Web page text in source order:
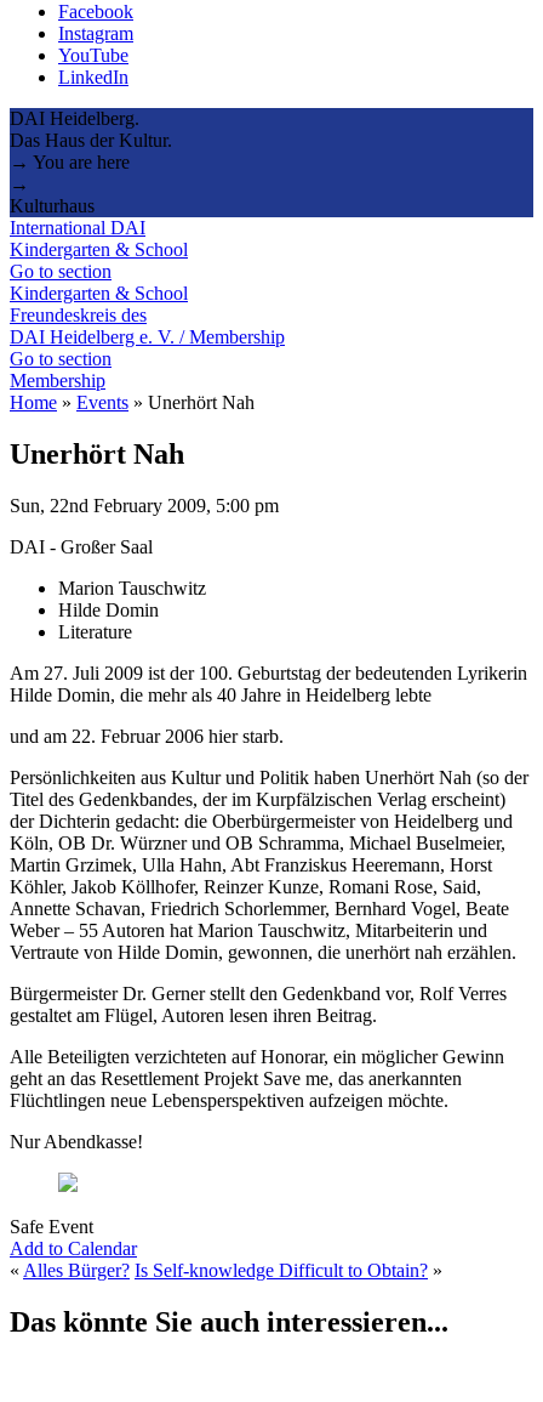
Facebook
Instagram
YouTube
LinkedIn
DAI Heidelberg.
Das Haus der Kultur.
→ You are here
→
Kulturhaus
International DAI
Kindergarten & School
Go to section
Kindergarten & School
Freundeskreis des
DAI Heidelberg e. V. / Membership
Go to section
Membership
Home » Events » Unerhört Nah
Unerhört Nah
Sun, 22nd February 2009, 5:00 pm
DAI - Großer Saal
Marion Tauschwitz
Hilde Domin
Literature
Am 27. Juli 2009 ist der 100. Geburtstag der bedeutenden Lyrikerin
Hilde Domin, die mehr als 40 Jahre in Heidelberg lebte
und am 22. Februar 2006 hier starb.
Persönlichkeiten aus Kultur und Politik haben Unerhört Nah (so der
Titel des Gedenkbandes, der im Kurpfälzischen Verlag erscheint)
der Dichterin gedacht: die Oberbürgermeister von Heidelberg und
Köln, OB Dr. Würzner und OB Schramma, Michael Buselmeier,
Martin Grzimek, Ulla Hahn, Abt Franziskus Heeremann, Horst
Köhler, Jakob Köllhofer, Reinzer Kunze, Romani Rose, Said,
Annette Schavan, Friedrich Schorlemmer, Bernhard Vogel, Beate
Weber – 55 Autoren hat Marion Tauschwitz, Mitarbeiterin und
Vertraute von Hilde Domin, gewonnen, die unerhört nah erzählen.
Bürgermeister Dr. Gerner stellt den Gedenkband vor, Rolf Verres
gestaltet am Flügel, Autoren lesen ihren Beitrag.
Alle Beteiligten verzichteten auf Honorar, ein möglicher Gewinn
geht an das Resettlement Projekt Save me, das anerkannten
Flüchtlingen neue Lebensperspektiven aufzeigen möchte.
Nur Abendkasse!
Safe Event
Add to Calendar
« Alles Bürger? Is Self-knowledge Difficult to Obtain? »
Das könnte Sie auch interessieren...